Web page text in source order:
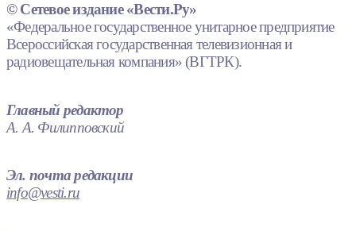
© Сетевое издание «Вести.Ру»
«Федеральное государственное унитарное предприятие
Всероссийская государственная телевизионная и
радиовещательная компания» (ВГТРК).
Главный редактор
А. А. Филипповский
Эл. почта редакции
info@vesti.ru